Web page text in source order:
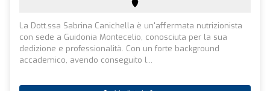
La Dott.ssa Sabrina Canichella è un'affermata nutrizionista
con sede a Guidonia Montecelio, conosciuta per la sua
dedizione e professionalità. Con un forte background
accademico, avendo conseguito l...